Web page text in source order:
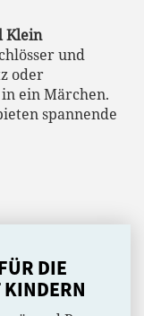
Klein
und
oder
ein Märchen.
spannende
DIE